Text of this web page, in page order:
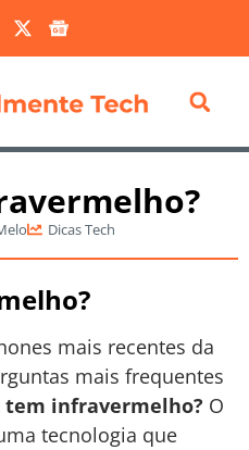
Dicas Tech
mais recentes da
mais frequentes
tem infravermelho? O
tecnologia que